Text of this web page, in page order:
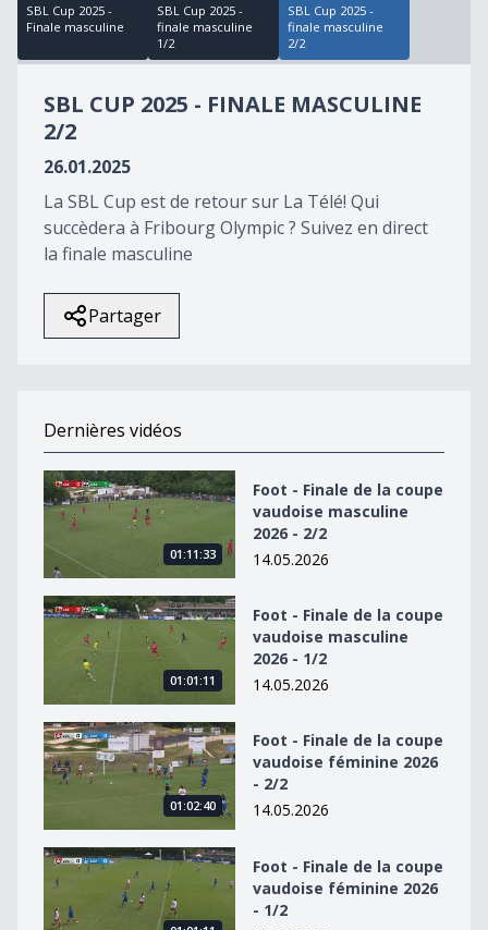
seconds
of
hours,
minutes,
seconds
SBL Cup 2025 -
Finale masculine
SBL Cup 2025 -
finale masculine
1/2
SBL Cup 2025 -
finale masculine
2/2
SBL CUP 2025 - FINALE MASCULINE
2/2
26.01.2025
La SBL Cup est de retour sur La Télé! Qui
succèdera à Fribourg Olympic ? Suivez en direct
la finale masculine
Partager
Dernières vidéos
Foot - Finale de la coupe vaudoise masculine 2026 - 2/2
01:11:33
Foot - Finale de la coupe
vaudoise masculine
2026 - 2/2
14.05.2026
Foot - Finale de la coupe vaudoise masculine 2026 - 1/2
01:01:11
Foot - Finale de la coupe
vaudoise masculine
2026 - 1/2
14.05.2026
Foot - Finale de la coupe vaudoise féminine 2026 - 2/2
01:02:40
Foot - Finale de la coupe
vaudoise féminine 2026
- 2/2
14.05.2026
Foot - Finale de la coupe vaudoise féminine 2026 - 1/2
Foot - Finale de la coupe
vaudoise féminine 2026
- 1/2